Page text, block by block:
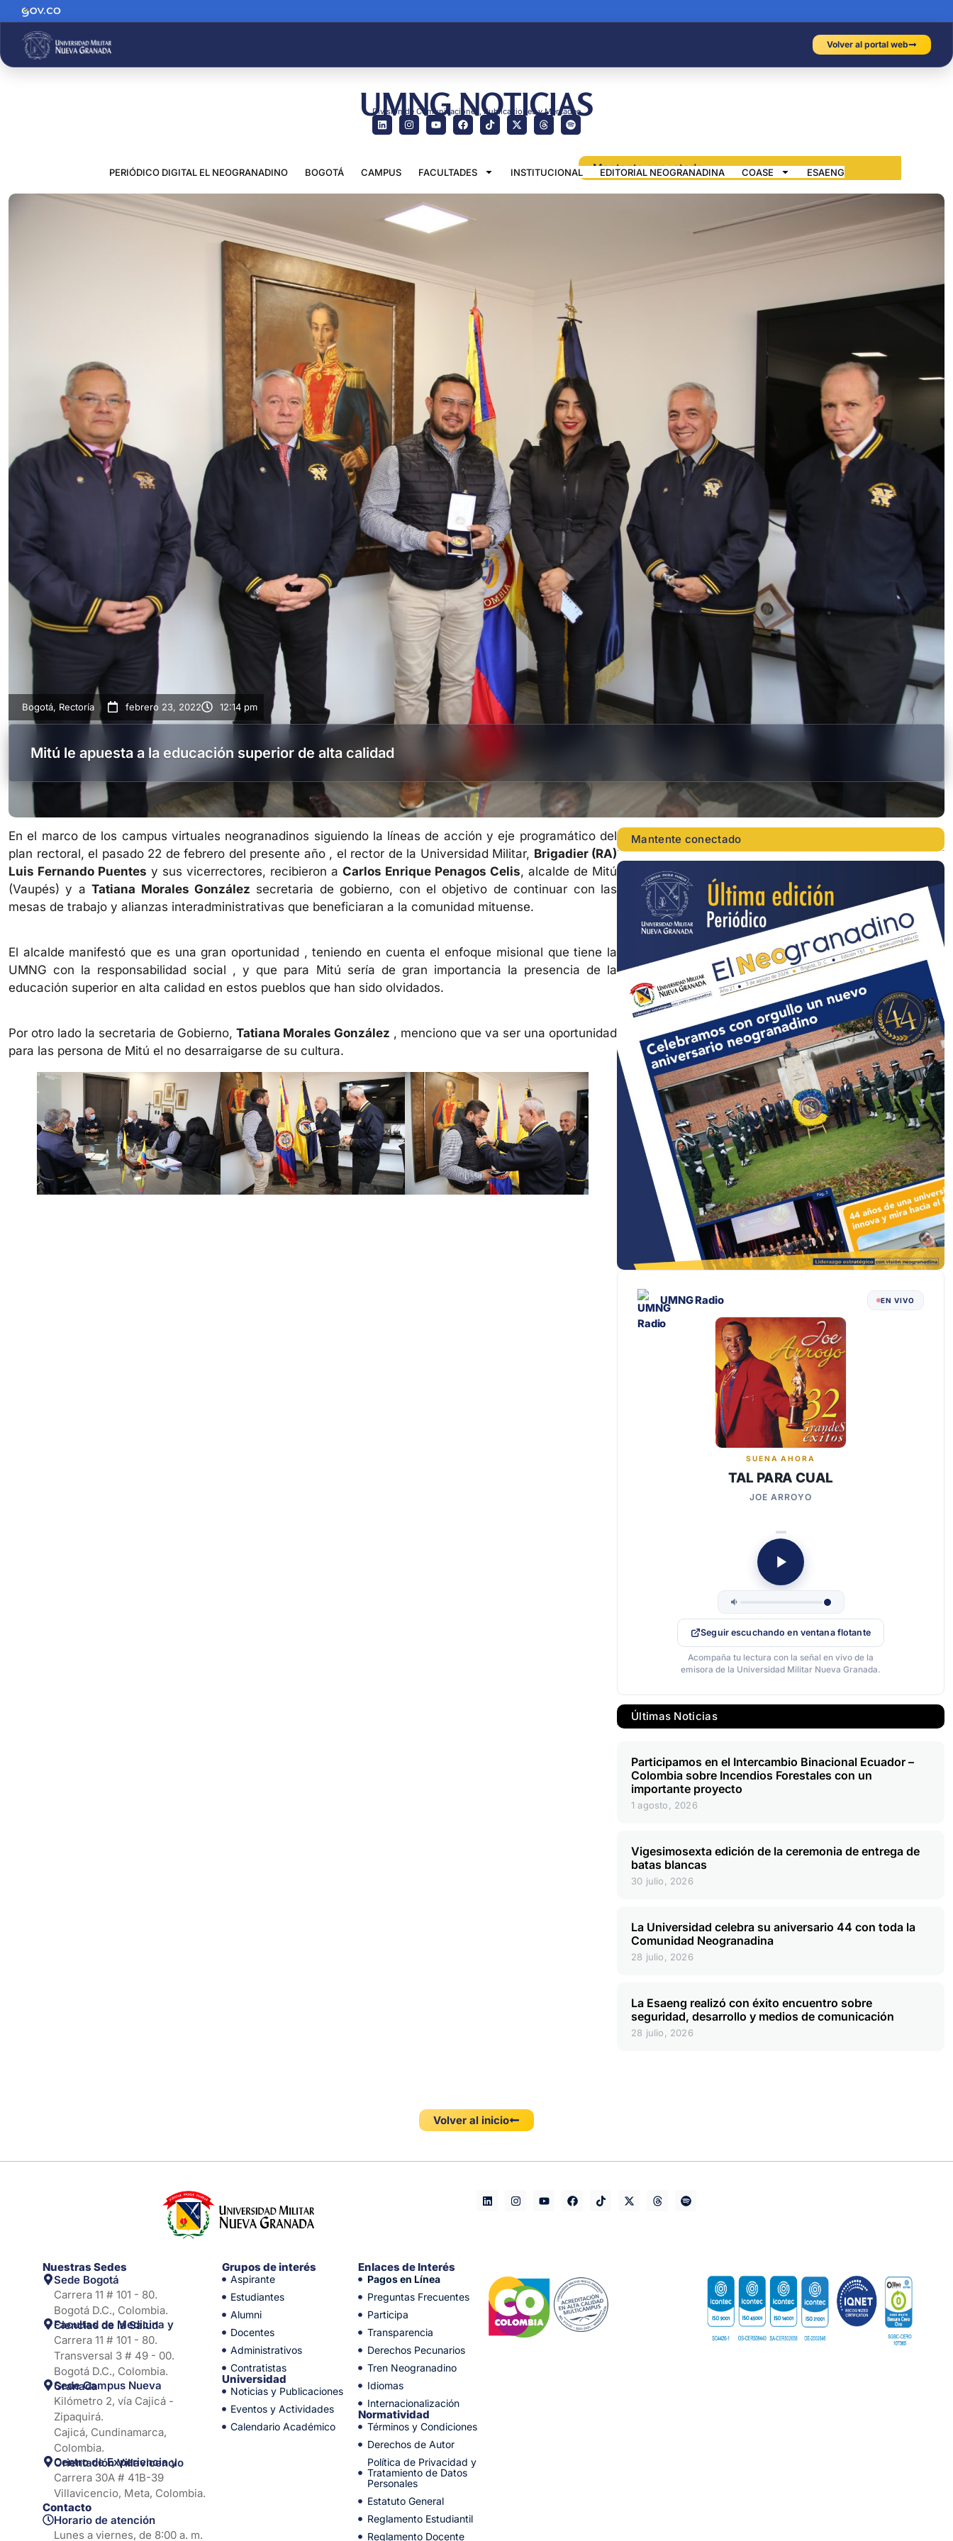
Volver al portal web
UMNG NOTICIAS
División de Comunicaciones, Publicaciones y Mercadeo
PERIÓDICO DIGITAL EL NEOGRANADINO BOGOTÁ CAMPUS FACULTADES INSTITUCIONAL EDITORIAL NEOGRANADINA COASE ESAENG
Bogotá, Rectoría febrero 23, 2022 12:14 pm
Mitú le apuesta a la educación superior de alta calidad
En el marco de los campus virtuales neogranadinos siguiendo la líneas de acción y eje programático del
plan rectoral, el pasado 22 de febrero del presente año , el rector de la Universidad Militar, Brigadier (RA)
Luis Fernando Puentes y sus vicerrectores, recibieron a Carlos Enrique Penagos Celis, alcalde de Mitú
(Vaupés) y aTatiana Morales González secretaria de gobierno, con el objetivo de continuar con las
mesas de trabajo y alianzas interadministrativas que beneficiaran a la comunidad mituense.
El alcalde manifestó que es una gran oportunidad , teniendo en cuenta el enfoque misional que tiene la
UMNG con la responsabilidad social , y que para Mitú sería de gran importancia la presencia de la
educación superior en alta calidad en estos pueblos que han sido olvidados.
Por otro lado la secretaria de Gobierno, Tatiana Morales González , menciono que va ser una oportunidad
para las persona de Mitú el no desarraigarse de su cultura.
Mantente conectado
UMNG Radio EN VIVO
SUENA AHORA
TAL PARA CUAL
JOE ARROYO
Seguir escuchando en ventana flotante
Acompaña tu lectura con la señal en vivo de la
emisora de la Universidad Militar Nueva Granada.
Últimas Noticias
Participamos en el Intercambio Binacional Ecuador –
Colombia sobre Incendios Forestales con un
importante proyecto
1 agosto, 2026
Vigesimosexta edición de la ceremonia de entrega de
batas blancas
30 julio, 2026
La Universidad celebra su aniversario 44 con toda la
Comunidad Neogranadina
28 julio, 2026
La Esaeng realizó con éxito encuentro sobre
seguridad, desarrollo y medios de comunicación
28 julio, 2026
Volver al inicio
Nuestras Sedes
Sede Bogotá
Carrera 11 # 101 - 80.
Bogotá D.C., Colombia.
Facultad de Medicina y Ciencias de la Salud
Carrera 11 # 101 - 80.
Transversal 3 # 49 - 00.
Bogotá D.C., Colombia.
Sede Campus Nueva Granada
Kilómetro 2, vía Cajicá -
Zipaquirá.
Cajicá, Cundinamarca,
Colombia.
Centro de Experiencia y Orientación Villavicencio
Carrera 30A # 41B-39
Villavicencio, Meta, Colombia.
Contacto
Horario de atención
Lunes a viernes, de 8:00 a. m.
Grupos de interés
Aspirante
Estudiantes
Alumni
Docentes
Administrativos
Contratistas
Universidad
Noticias y Publicaciones
Eventos y Actividades
Calendario Académico
Enlaces de Interés
Pagos en Línea
Preguntas Frecuentes
Participa
Transparencia
Derechos Pecunarios
Tren Neogranadino
Idiomas
Internacionalización
Normatividad
Términos y Condiciones
Derechos de Autor
Política de Privacidad y
Tratamiento de Datos
Personales
Estatuto General
Reglamento Estudiantil
Reglamento Docente